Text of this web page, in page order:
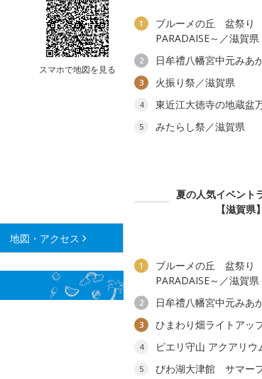
スマホで地図を見る
地図・アクセス
1
ブルーメの丘 盆祭り
PARADAISE～／滋賀県
2 日牟禮八幡宮中元みあ
3 火振り祭／滋賀県
4 東近江大徳寺の地蔵盆
5
みたらし祭／滋賀県
夏の人気イベント
【滋賀県】
1
ブルーメの丘 盆祭り
PARADAISE～／滋賀県
2 日牟禮八幡宮中元みあ
3 ひまわり畑ライトアッ
4 ピエリ守山 アクアリウ
5
びわ湖大津館 サマー